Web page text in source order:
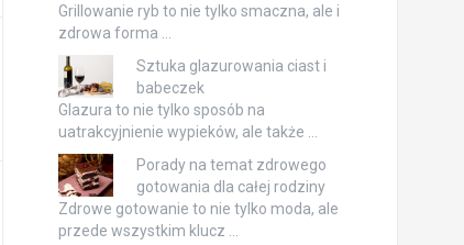
Grillowanie ryb to nie tylko smaczna, ale i
zdrowa forma …
Sztuka glazurowania ciast i
babeczek
Glazura to nie tylko sposób na
uatrakcyjnienie wypieków, ale także …
Porady na temat zdrowego
gotowania dla całej rodziny
Zdrowe gotowanie to nie tylko moda, ale
przede wszystkim klucz …